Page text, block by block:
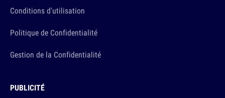
Conditions d'utilisation
Politique de Confidentialité
Gestion de la Confidentialité
PUBLICITÉ